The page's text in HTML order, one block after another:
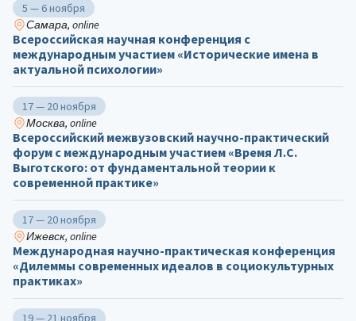
5 — 6 ноября
Самара, online
Всероссийская научная конференция с
международным участием «Исторические имена в
актуальной психологии»
17 — 20 ноября
Москва, online
Всероссийский межвузовский научно-практический
форум с международным участием «Время Л.С.
Выготского: от фундаментальной теории к
современной практике»
17 — 20 ноября
Ижевск, online
Международная научно-практическая конференция
«Дилеммы современных идеалов в социокультурных
практиках»
19 — 21 ноября